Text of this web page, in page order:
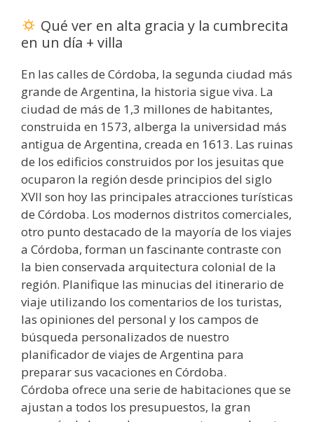
Qué ver en alta gracia y la cumbrecita
en un día + villa
En las calles de Córdoba, la segunda ciudad más
grande de Argentina, la historia sigue viva. La
ciudad de más de 1,3 millones de habitantes,
construida en 1573, alberga la universidad más
antigua de Argentina, creada en 1613. Las ruinas
de los edificios construidos por los jesuitas que
ocuparon la región desde principios del siglo
XVII son hoy las principales atracciones turísticas
de Córdoba. Los modernos distritos comerciales,
otro punto destacado de la mayoría de los viajes
a Córdoba, forman un fascinante contraste con
la bien conservada arquitectura colonial de la
región. Planifique las minucias del itinerario de
viaje utilizando los comentarios de los turistas,
las opiniones del personal y los campos de
búsqueda personalizados de nuestro
planificador de viajes de Argentina para
preparar sus vacaciones en Córdoba.
Córdoba ofrece una serie de habitaciones que se
ajustan a todos los presupuestos, la gran